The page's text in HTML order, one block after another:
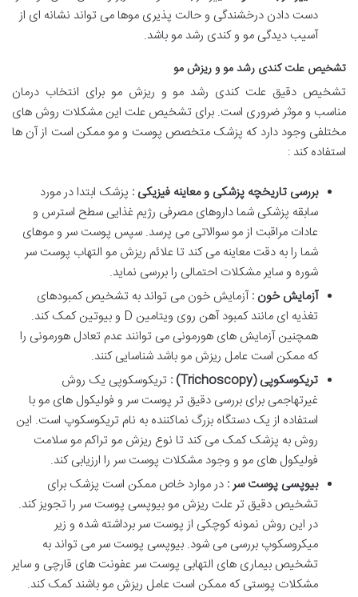
دست دادن درخشندگی و حالت پذیری موها می تواند نشانه ای از
آسیب دیدگی مو و کندی رشد مو باشد.
تشخیص علت کندی رشد مو و ریزش مو
تشخیص دقیق علت کندی رشد مو و ریزش مو برای انتخاب درمان
مناسب و موثر ضروری است. برای تشخیص علت این مشکلات روش های
مختلفی وجود دارد که پزشک متخصص پوست و مو ممکن است از آن ها
استفاده کند :
بررسی تاریخچه پزشکی و معاینه فیزیکی : پزشک ابتدا در مورد
سابقه پزشکی شما داروهای مصرفی رژیم غذایی سطح استرس و
عادات مراقبت از مو سوالاتی می پرسد. سپس پوست سر و موهای
شما را به دقت معاینه می کند تا علائم ریزش مو التهاب پوست سر
شوره و سایر مشکلات احتمالی را بررسی نماید.
آزمایش خون :آزمایش خون می تواند به تشخیص کمبودهای
تغذیه ای مانند کمبود آهن روی ویتامین D و بیوتین کمک کند.
همچنین آزمایش های هورمونی می توانند عدم تعادل هورمونی را
که ممکن است عامل ریزش مو باشد شناسایی کنند.
تریکوسکوپی(Trichoscopy)
: تریکوسکوپی یک روش
غیرتهاجمی برای بررسی دقیق تر پوست سر و فولیکول های مو با
استفاده از یک دستگاه بزرگ نماکننده به نام تریکوسکوپ است. این
روش به پزشک کمک می کند تا نوع ریزش مو تراکم مو سلامت
فولیکول های مو و وجود مشکلات پوست سر را ارزیابی کند.
بیوپسی پوست سر : در موارد خاص ممکن است پزشک برای
تشخیص دقیق تر علت ریزش مو بیوپسی پوست سر را تجویز کند.
در این روش نمونه کوچکی از پوست سر برداشته شده و زیر
میکروسکوپ بررسی می شود. بیوپسی پوست سر می تواند به
تشخیص بیماری های التهابی پوست سر عفونت های قارچی و سایر
مشکلات پوستی که ممکن است عامل ریزش مو باشند کمک کند.